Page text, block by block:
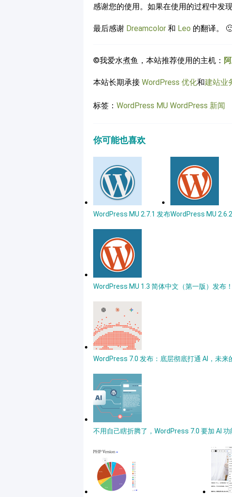
感谢您的使用。如果在使用的过程中发
最后感谢 Dreamcolor 和 Leo 的翻译。
©我爱水煮鱼，本站推荐使用的主机：
本站长期承接 WordPress 优化和建站业
标签： WordPress MU WordPress 新闻
你可能也喜欢
WordPress MU 2.7.1 发布WordPress MU
WordPress MU 1.3 简体中文（第一版）发布！
WordPress 7.0 发布：底层彻底打通 AI，未来
不用自己瞎折腾了，WordPress 7.0 要加 AI